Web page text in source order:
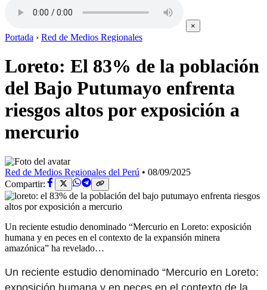
×
Portada › Red de Medios Regionales
Loreto: El 83% de la población
del Bajo Putumayo enfrenta
riesgos altos por exposición a
mercurio
Red de Medios Regionales del Perú • 08/09/2025
Compartir:
Un reciente estudio denominado “Mercurio en Loreto: exposición
humana y en peces en el contexto de la expansión minera
amazónica” ha revelado…
Un reciente estudio denominado “Mercurio en Loreto:
exposición humana y en peces en el contexto de la